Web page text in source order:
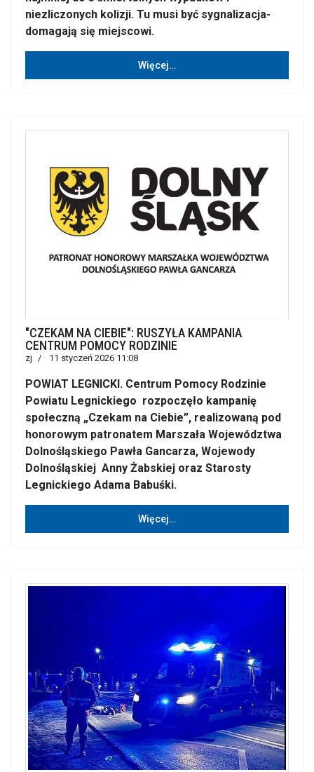
niezliczonych kolizji. Tu musi być sygnalizacja-
domagają się miejscowi.
Więcej…
"CZEKAM NA CIEBIE": RUSZYŁA KAMPANIA
CENTRUM POMOCY RODZINIE
zj 11 styczeń 2026 11:08
POWIAT LEGNICKI. Centrum Pomocy Rodzinie
Powiatu Legnickiego rozpoczęło kampanię
społeczną „Czekam na Ciebie”, realizowaną pod
honorowym patronatem Marszała Województwa
Dolnośląskiego Pawła Gancarza, Wojewody
Dolnośląskiej Anny Żabskiej oraz Starosty
Legnickiego Adama Babuśki.
Więcej…